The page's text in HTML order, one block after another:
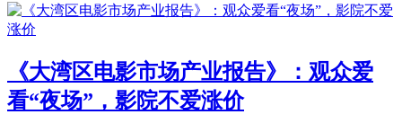
《大湾区电影市场产业报告》：观众爱
看“夜场”，影院不爱涨价